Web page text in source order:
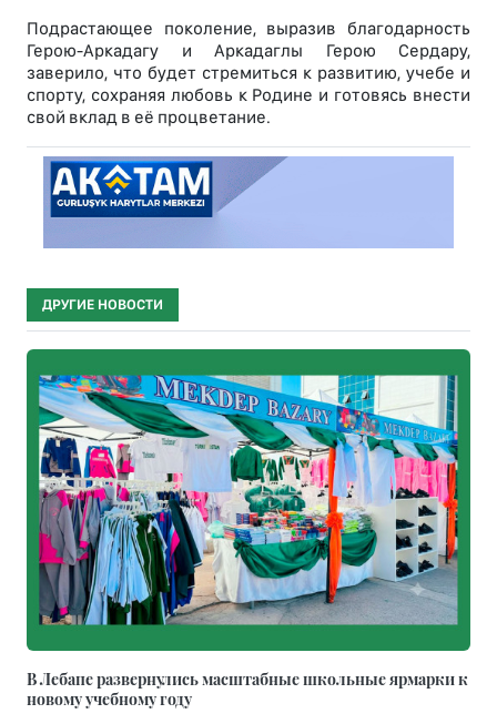
Подрастающее поколение, выразив благодарность
Герою-Аркадагу и Аркадаглы Герою Сердару,
заверило, что будет стремиться к развитию, учебе и
спорту, сохраняя любовь к Родине и готовясь внести
свой вклад в её процветание.
ДРУГИЕ НОВОСТИ
В Лебапе развернулись масштабные школьные ярмарки к
новому учебному году